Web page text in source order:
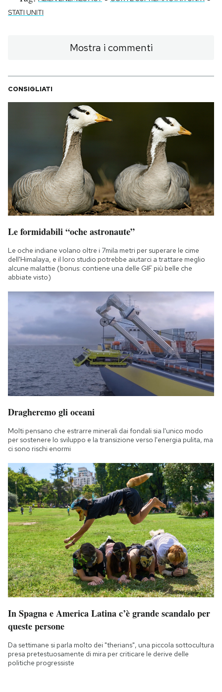
STATI UNITI
Mostra i commenti
CONSIGLIATI
Le formidabili “oche astronaute”
Le oche indiane volano oltre i 7mila metri per superare le cime
dell'Himalaya, e il loro studio potrebbe aiutarci a trattare meglio
alcune malattie (bonus: contiene una delle GIF più belle che
abbiate visto)
Dragheremo gli oceani
Molti pensano che estrarre minerali dai fondali sia l'unico modo
per sostenere lo sviluppo e la transizione verso l'energia pulita, ma
ci sono rischi enormi
In Spagna e America Latina c’è grande scandalo per
queste persone
Da settimane si parla molto dei "therians", una piccola sottocultura
presa pretestuosamente di mira per criticare le derive delle
politiche progressiste